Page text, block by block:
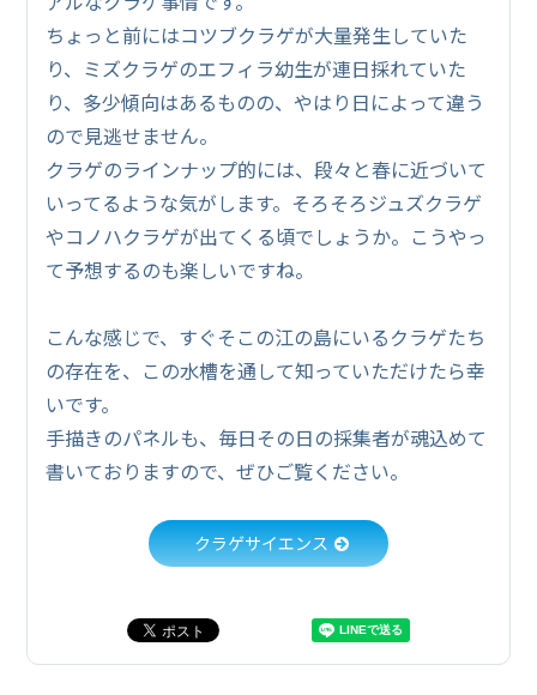
ちょっと前にはコツブクラゲが大量発生していた
り、ミズクラゲのエフィラ幼生が連日採れていた
り、多少傾向はあるものの、やはり日によって違う
ので見逃せません。
クラゲのラインナップ的には、段々と春に近づいて
いってるような気がします。そろそろジュズクラゲ
やコノハクラゲが出てくる頃でしょうか。こうやっ
て予想するのも楽しいですね。
こんな感じで、すぐそこの江の島にいるクラゲたち
の存在を、この水槽を通して知っていただけたら幸
いです。
手描きのパネルも、毎日その日の採集者が魂込めて
書いておりますので、ぜひご覧ください。
クラゲサイエンス